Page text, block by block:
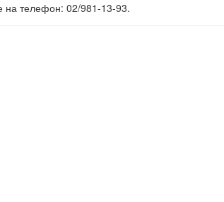
на телефон: 02/981-13-93.